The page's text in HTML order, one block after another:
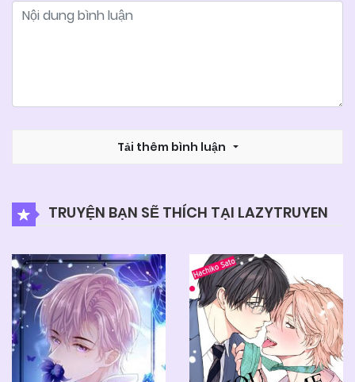
Chapter 185 04/06/2025
Chapter 180 04/06/2025
Chapter 179 04/06/2025
Tải thêm bình luận
TRUYỆN BẠN SẼ THÍCH TẠI LAZYTRUYEN